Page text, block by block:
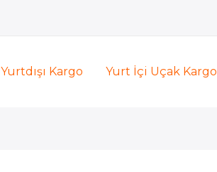
Yurtdışı Kargo Yurt İçi Uçak Kargo